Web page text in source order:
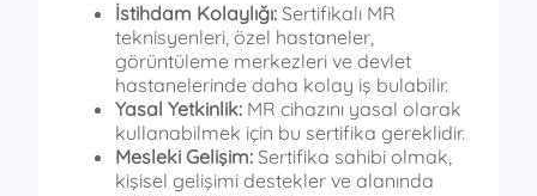
İstihdam Kolaylığı: Sertifikalı MR
teknisyenleri, özel hastaneler,
görüntüleme merkezleri ve devlet
hastanelerinde daha kolay iş bulabilir.
Yasal Yetkinlik: MR cihazını yasal olarak
kullanabilmek için bu sertifika gereklidir.
Mesleki Gelişim: Sertifika sahibi olmak,
kişisel gelişimi destekler ve alanında